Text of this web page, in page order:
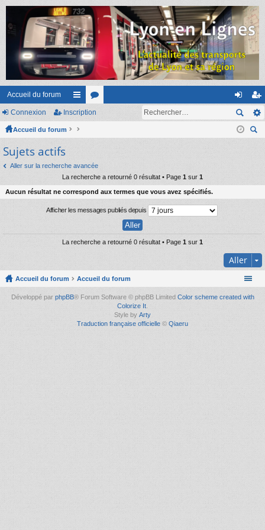
Accueil du forum
ac
co
ci
s
or
s
on
ne
ns
cri
Connexion Inscription
Accueil du forum
Sujets actifs
Aller sur la recherche avancée
La recherche a retourné 0 résultat • Page 1 sur 1
Aucun résultat ne correspond aux termes que vous avez spécifiés.
Afficher les messages publiés depuis
La recherche a retourné 0 résultat • Page 1 sur 1
Aller
Accueil du forum Accueil du forum
Développé par phpBB® Forum Software © phpBB Limited Color scheme created with
Colorize It
Style by Arty
Traduction française officielle © Qiaeru